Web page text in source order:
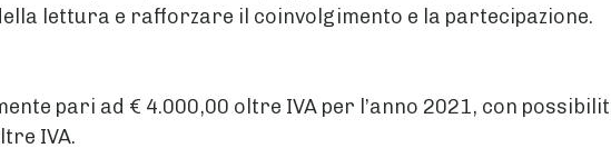
lettura e rafforzare il coinvolgimento e la partecipazione.
pari ad € 4.000,00 oltre IVA per l’anno 2021, con
IVA.